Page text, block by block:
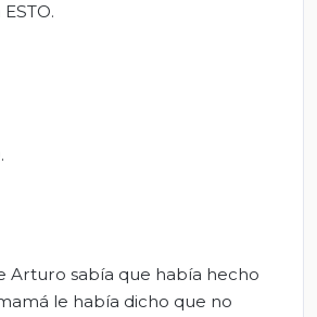
Arturo sabía que había hecho
le había dicho que no